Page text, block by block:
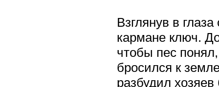
Взглянув в
кармане ключ.
чтобы пес
бросился к
разбудил